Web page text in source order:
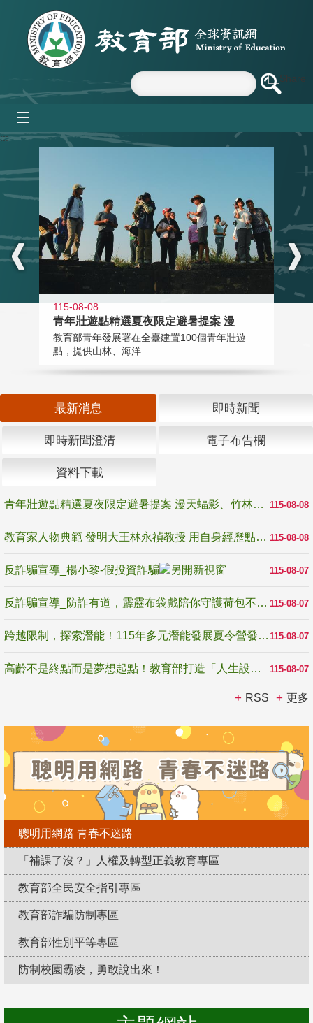
跳到主要內容區塊
:::
115-08-08
青年壯遊點精選夏夜限定避暑提案 漫
教育部青年發展署在全臺建置100個青年壯遊
點，提供山林、海洋...
最新消息 即時新聞
即時新聞澄清 電子布告欄
資料下載
115-08-08
青年壯遊點精選夏夜限定避暑提案 漫天蝠影、竹林尋蛙、茶香夜觀 邀青年暮色出發
115-08-08
教育家人物典範 發明大王林永禎教授 用自身經歷點亮學生的路
115-08-07
反詐騙宣導_楊小黎-假投資詐騙
115-08-07
反詐騙宣導_防詐有道，霹靂布袋戲陪你守護荷包不受騙
115-08-07
跨越限制，探索潛能！115年多元潛能發展夏令營發掘生命無限可能
115-08-07
高齡不是終點而是夢想起點！教育部打造「人生設計夢工場」 參展第3屆高齡健康產業博覽會
RSS 更多
聰明用網路 青春不迷路
「補課了沒？」人權及轉型正義教育專區
教育部全民安全指引專區
教育部詐騙防制專區
教育部性別平等專區
防制校園霸凌，勇敢說出來！